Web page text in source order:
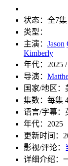
状态： 全7集
类型：
主演： Jason
Kimberly
年代： 2025
导演：
国家/地区：
集数： 每集
语言/字幕：
年代： 2025
更新时间：
影视/评论：
详细介绍：